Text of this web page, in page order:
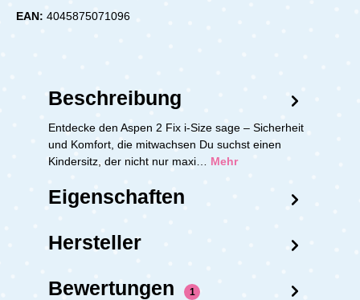
EAN: 4045875071096
Beschreibung
Entdecke den Aspen 2 Fix i-Size sage – Sicherheit
und Komfort, die mitwachsen Du suchst einen
Kindersitz, der nicht nur maxi… Mehr
Eigenschaften
Hersteller
Bewertungen 1